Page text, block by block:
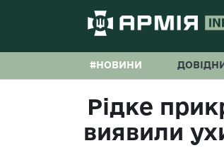
#НОВИНИ
Рідке
виявили